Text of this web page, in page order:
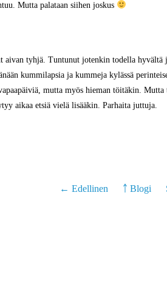
Mutta palataan siihen joskus
tyhjä. Tuntunut jotenkin todella hyvältä
kummilapsia ja kummeja kylässä
mutta myös hieman töitäkin.
aikaa etsiä vielä lisääkin. Parhaita juttuja.
← Edellinen ￪ Blogi